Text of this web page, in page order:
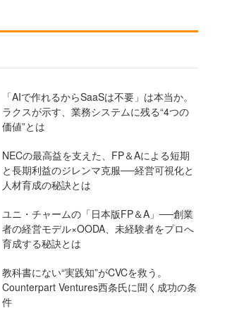
「AIで作れるからSaaSは不要」は本当か。
ラクスが示す、業務システムに残る“4つの
価値”とは
NECの最高益を支えた、FP＆Aによる短期
と長期利益のジレンマ克服──経営可視化と
人材育成の秘訣とは
ユニ・チャームの「日本版FP＆A」──創業
者の経営モデル×OODA、未経験者をプロへ
育成する秘訣とは
教科書にない“実践知”がCVCを救う。
Counterpart Ventures西条氏に聞く成功の条
件